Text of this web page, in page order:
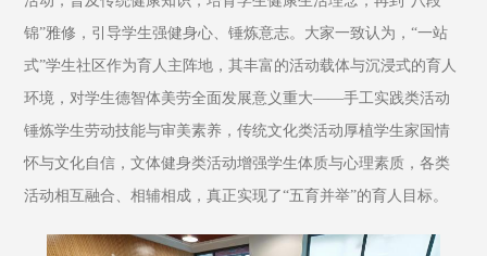
锦”雅修，引导学生强健身心、锤炼意志。大家一致认为，“一站
式”学生社区作为育人主阵地，其丰富的活动载体与沉浸式的育人
环境，对学生德智体美劳全面发展意义重大——手工实践类活动
锤炼学生劳动技能与审美素养，传统文化类活动厚植学生家国情
怀与文化自信，文体健身类活动增强学生体质与心理素质，各类
活动相互融合、相辅相成，真正实现了“五育并举”的育人目标。